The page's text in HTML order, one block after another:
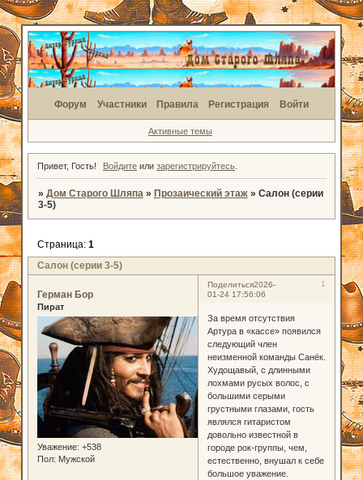
Форум Участники Правила Регистрация Войти
Активные темы
Привет, Гость! Войдите илизарегистрируйтесь
» Дом Старого Шляпа » Прозаический этаж » Салон (серии
3-5)
Салон (серии 3-5)
Страница: 1
Поделиться 1
2026-
01-24 17:56:06
Герман Бор
Пират
Уважение: +538
Пол: Мужской
За время отсутствия
Артура в «кассе» появился
следующий член
неизменной команды Санёк.
Худощавый, с длинными
лохмами русых волос, с
большими серыми
грустными глазами, гость
являлся гитаристом
довольно известной в
городе рок-группы, чем,
естественно, внушал к себе
большое уважение.